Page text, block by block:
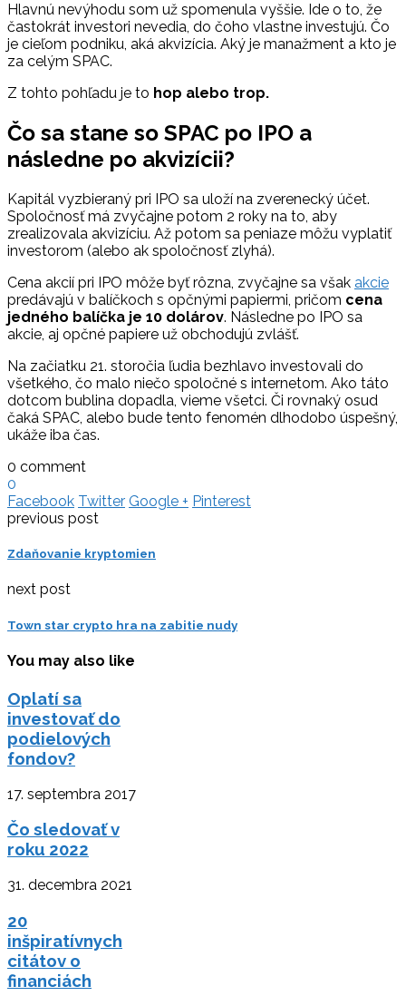
Hlavnú nevýhodu som už spomenula vyššie. Ide o to, že
častokrát investori nevedia, do čoho vlastne investujú. Čo
je cieľom podniku, aká akvizícia. Aký je manažment a kto je
za celým SPAC.
Z tohto pohľadu je to hop alebo trop.
Čo sa stane so SPAC po IPO a
následne po akvizícii?
Kapitál vyzbieraný pri IPO sa uloží na zverenecký účet.
Spoločnosť má zvyčajne potom 2 roky na to, aby
zrealizovala akvizíciu. Až potom sa peniaze môžu vyplatiť
investorom (alebo ak spoločnosť zlyhá).
Cena akcií pri IPO môže byť rôzna, zvyčajne sa však akcie
predávajú v balíčkoch s opčnými papiermi, pričom cena
jedného balíčka je 10 dolárov. Následne po IPO sa
akcie, aj opčné papiere už obchodujú zvlášť.
Na začiatku 21. storočia ľudia bezhlavo investovali do
všetkého, čo malo niečo spoločné s internetom. Ako táto
dotcom bublina dopadla, vieme všetci. Či rovnaký osud
čaká SPAC, alebo bude tento fenomén dlhodobo úspešný,
ukáže iba čas.
0 comment
0
Facebook Twitter Google + Pinterest
previous post
Zdaňovanie kryptomien
next post
Town star crypto hra na zabitie nudy
You may also like
Oplatí sa
investovať do
podielových
fondov?
17. septembra 2017
Čo sledovať v
roku 2022
31. decembra 2021
20
inšpiratívnych
citátov o
financiách